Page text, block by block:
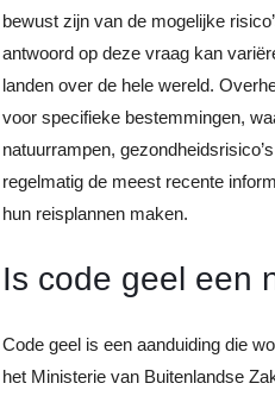
bewust zijn van de mogelijke
antwoord op deze vraag kan
landen over de hele wereld.
voor specifieke bestemmingen,
natuurrampen,
regelmatig de meest recente
hun reisplannen maken.
Is code geel een
Code geel is een aanduiding die
het Ministerie van Buitenlandse